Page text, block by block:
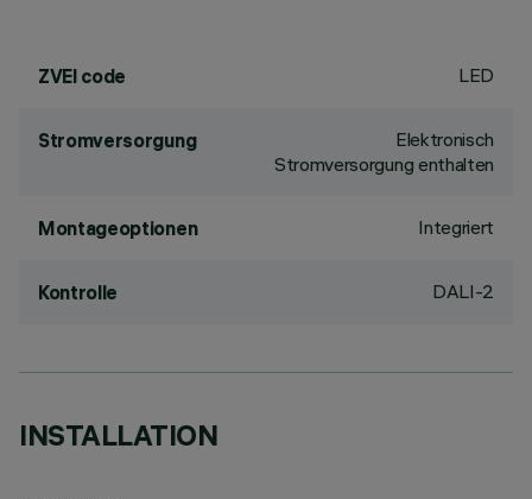
ZVEI code LED
Stromversorgung
Elektronisch
Stromversorgung enthalten
Montageoptionen Integriert
Kontrolle DALI-2
INSTALLATION